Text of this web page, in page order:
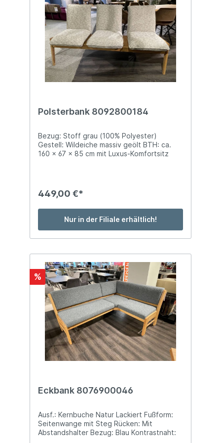
Polsterbank 8092800184
Bezug: Stoff grau (100% Polyester)
Gestell: Wildeiche massiv geölt BTH: ca.
160 x 67 x 85 cm mit Luxus-Komfortsitz
449,00 €*
Nur in der Filiale erhältlich!
%
Eckbank 8076900046
Ausf.: Kernbuche Natur Lackiert Fußform:
Seitenwange mit Steg Rücken: Mit
Abstandshalter Bezug: Blau Kontrastnaht: